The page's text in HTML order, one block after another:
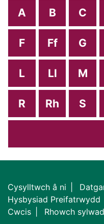
A B C
F Ff G
L Ll M
R Rh S
Cysylltwch â ni
Hysbysiad Preifatrwydd
Cwcis
Rhowch